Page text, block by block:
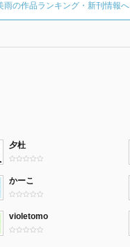
雨の作品ランキング・新刊情報へ
夕杜
かーこ
violetomo